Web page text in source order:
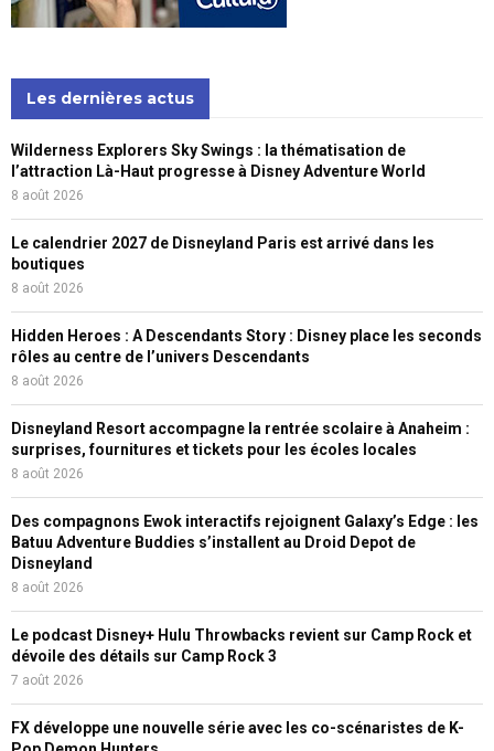
Les dernières actus
Wilderness Explorers Sky Swings : la thématisation de
l’attraction Là-Haut progresse à Disney Adventure World
8 août 2026
Le calendrier 2027 de Disneyland Paris est arrivé dans les
boutiques
8 août 2026
Hidden Heroes : A Descendants Story : Disney place les seconds
rôles au centre de l’univers Descendants
8 août 2026
Disneyland Resort accompagne la rentrée scolaire à Anaheim :
surprises, fournitures et tickets pour les écoles locales
8 août 2026
Des compagnons Ewok interactifs rejoignent Galaxy’s Edge : les
Batuu Adventure Buddies s’installent au Droid Depot de
Disneyland
8 août 2026
Le podcast Disney+ Hulu Throwbacks revient sur Camp Rock et
dévoile des détails sur Camp Rock 3
7 août 2026
FX développe une nouvelle série avec les co-scénaristes de K-